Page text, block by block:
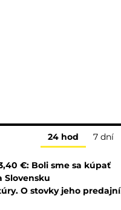
24 hod 7 dní
€: Boli sme sa kúpať
Slovensku
O stovky jeho predajní